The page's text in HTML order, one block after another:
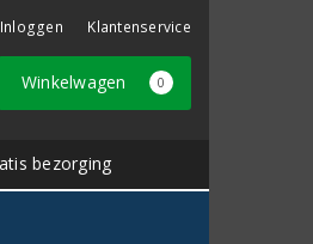
Inloggen Klantenservice
Winkelwagen 0
bezorging